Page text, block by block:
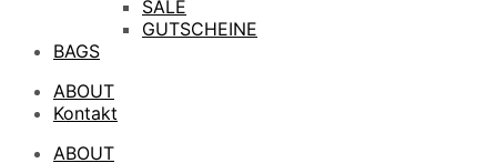
SALE
GUTSCHEINE
BAGS
ABOUT
Kontakt
ABOUT